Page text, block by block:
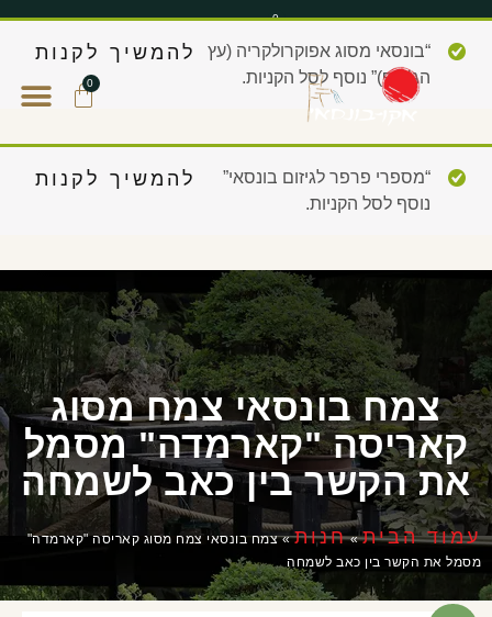
0
0
להמשיך לקנות
“בונסאי מסוג אפוקרולקריה (עץ
הג’ירף)” נוסף לסל הקניות.
להמשיך לקנות
“מספרי פרפר לגיזום בונסאי”
נוסף לסל הקניות.
צמח בונסאי צמח מסוג
קאריסה "קארמדה" מסמל
את הקשר בין כאב לשמחה
עמוד הבית»חנות»צמח בונסאי צמח מסוג קאריסה "קארמדה"
מסמל את הקשר בין כאב לשמחה